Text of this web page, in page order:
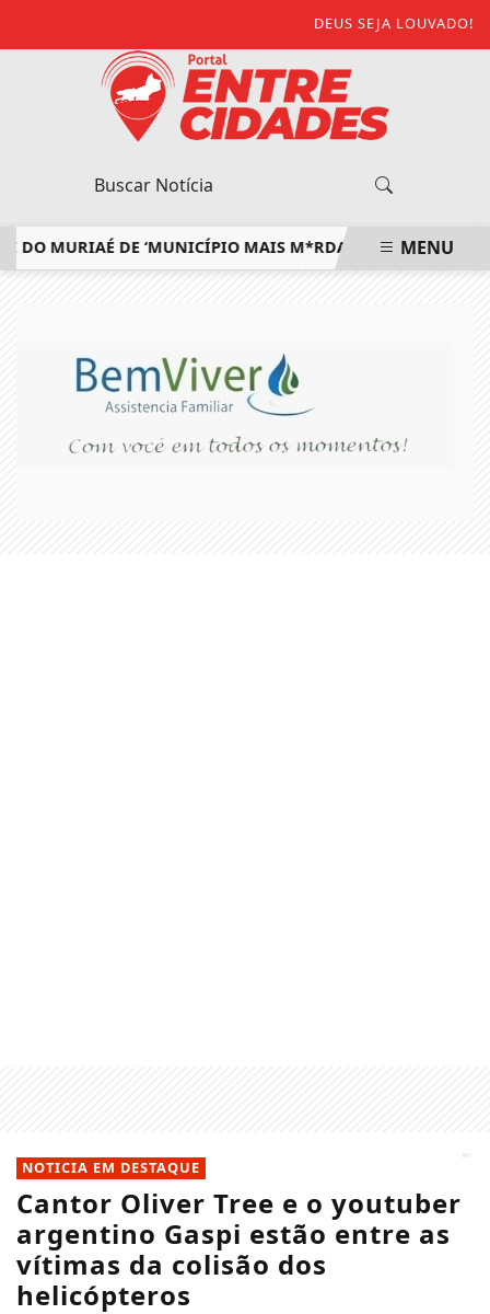
DEUS SEJA LOUVADO!
MURIAÉ DE ‘MUNICÍPIO MAIS M*RDA DO ESTADO’ EMENU
NOTICIA EM DESTAQUE
Cantor Oliver Tree e o youtuber
argentino Gaspi estão entre as
vítimas da colisão dos
helicópteros